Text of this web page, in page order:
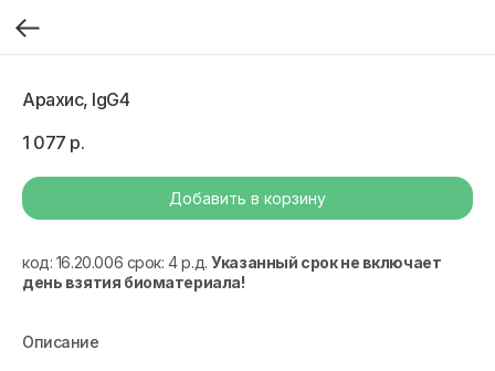
Арахис, IgG4
1 077 р.
Добавить в корзину
код: 16.20.006 срок: 4 р.д.Указанный срок не включает
день взятия биоматериала!
Описание